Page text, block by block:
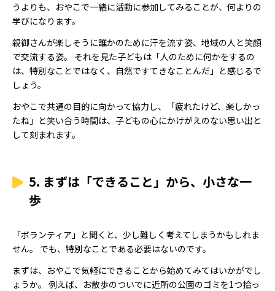
うよりも、おやこで一緒に活動に参加してみることが、何よりの
学びになります。
親御さんが楽しそうに誰かのために汗を流す姿、地域の人と笑顔
で交流する姿。 それを見た子どもは「人のために何かをするの
は、特別なことではなく、自然ですてきなことんだ」と感じるで
しょう。
おやこで共通の目的に向かって協力し、「疲れたけど、楽しかっ
たね」と笑い合う時間は、子どもの心にかけがえのない思い出と
して刻まれます。
5. まずは「できること」から、小さな一
歩
「ボランティア」と聞くと、少し難しく考えてしまうかもしれま
せん。 でも、特別なことである必要はないのです。
まずは、おやこで気軽にできることから始めてみてはいかがでし
ょうか。 例えば、お散歩のついでに近所の公園のゴミを1つ拾っ